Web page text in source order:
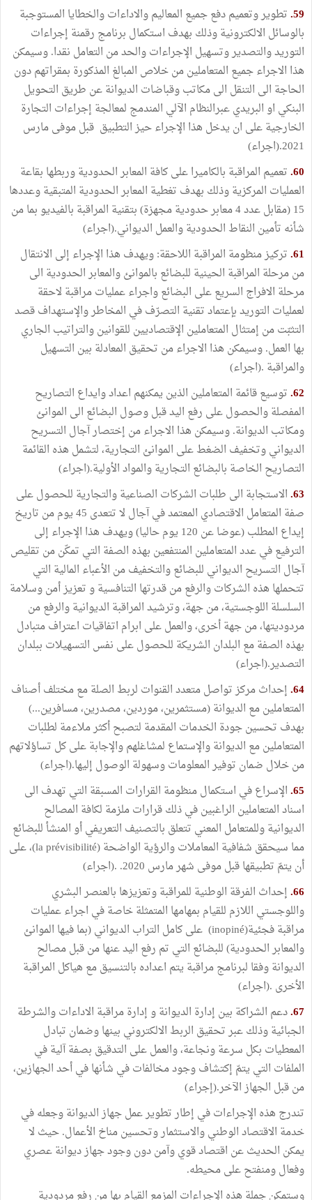
59. تطوير وتعميم دفع جميع المعاليم والاداءات والخطايا المستوجبة
بالوسائل الالكترونية وذلك بهدف استكمال برنامج رقمنة إجراءات
التوريد والتصدير وتسهيل الإجراءات والحد من التعامل نقدا. وسيمكن
هذا الاجراء جميع المتعاملين من خلاص المبالغ المذكورة بمقراتهم دون
الحاجة الى التنقل الى مكاتب وقباضات الديوانة عن طريق التحويل
البنكي او البريدي عبرالنظام الآلي المندمج لمعالجة إجراءات التجارة
الخارجية على ان يدخل هذا الإجراء حيز التطبيق قبل موفى مارس
2021.(اجراء)
60. تعميم المراقبة بالكاميرا على كافة المعابر الحدودية وربطها بقاعة
العمليات المركزية وذلك بهدف تغطية المعابر الحدودية المتبقية وعددها
15 (مقابل عدد 4 معابر حدودية مجهزة) بتقنية المراقبة بالفيديو بما من
شأنه تأمين النقاط الحدودية والعمل الديواني.(اجراء)
61. تركيز منظومة المراقبة اللاحقة: ويهدف هذا الإجراء إلى الانتقال
من مرحلة المراقبة الحينية للبضائع بالموانئ والمعابر الحدودية الى
مرحلة الافراج السريع على البضائع واجراء عمليات مراقبة لاحقة
لعمليات التوريد بإعتماد تقنية التصرّف في المخاطر والإستهداف قصد
التثبّت من إمتثال المتعاملين الإقتصاديين للقوانين والتراتيب الجاري
بها العمل. وسيمكن هذا الاجراء من تحقيق المعادلة بين التسهيل
والمراقبة .(اجراء)
62. توسيع قائمة المتعاملين الذين يمكنهم اعداد وايداع التصاريح
المفصلة والحصول على رفع اليد قبل وصول البضائع الى الموانئ
ومكاتب الديوانة. وسيمكن هذا الاجراء من إختصار آجال التسريح
الديواني وتخفيف الضغط على الموانئ التجارية، لتشمل هذه القائمة
التصاريح الخاصة بالبضائع التجارية والمواد الأولية.(اجراء)
63. الاستجابة الى طلبات الشركات الصناعية والتجارية للحصول على
صفة المتعامل الاقتصادي المعتمد في آجال لا تتعدى 45 يوم من تاريخ
إيداع المطلب (عوضا عن 120 يوم حاليا) ويهدف هذا الإجراء إلى
الترفيع في عدد المتعاملين المنتفعين بهذه الصفة التي تمكّن من تقليص
آجال التسريح الديواني للبضائع والتخفيف من الأعباء المالية التي
تتحملها هذه الشركات والرفع من قدرتها التنافسية و تعزيز أمن وسلامة
السلسلة اللوجستية، من جهة، وترشيد المراقبة الديوانية والرفع من
مردوديتها، من جهة أخرى، والعمل على ابرام اتفاقيات اعتراف متبادل
بهذه الصفة مع البلدان الشريكة للحصول على نفس التسهيلات ببلدان
التصدير.(اجراء)
64. إحداث مركز تواصل متعدد القنوات لربط الصلة مع مختلف أصناف
المتعاملين مع الديوانة (مستثمرين، موردين، مصدرين، مسافرين...)
بهدف تحسين جودة الخدمات المقدمة لتصبح أكثر ملاءمة لطلبات
المتعاملين مع الديوانة والإستماع لمشاغلهم والإجابة على كل تساؤلاتهم
من خلال ضمان توفير المعلومات وسهولة الوصول إليها.(اجراء)
65. الإسراع في استكمال منظومة القرارات المسبقة التي تهدف الى
اسناد المتعاملين الراغبين في ذلك قرارات ملزمة لكافة المصالح
الديوانية وللمتعامل المعني تتعلق بالتصنيف التعريفي أو المنشأ للبضائع
مما سيحقق شفافية المعاملات والرؤية الواضحة (la prévisibilité)، على
أن يتمّ تطبيقها قبل موفى شهر مارس 2020. .(اجراء)
66. إحداث الفرقة الوطنية للمراقبة وتعزيزها بالعنصر البشري
واللوجستي اللازم للقيام بمهامها المتمثلة خاصة في اجراء عمليات
مراقبة فجئية(inopiné) على كامل التراب الديواني (بما فيها الموانئ
والمعابر الحدودية) للبضائع التي تم رفع اليد عنها من قبل مصالح
الديوانة وفقا لبرنامج مراقبة يتم اعداده بالتنسيق مع هياكل المراقبة
الأخرى .(اجراء)
67. دعم الشراكة بين إدارة الديوانة و إدارة مراقبة الاداءات والشرطة
الجبائية وذلك عبر تحقيق الربط الالكتروني بينها وضمان تبادل
المعطيات بكل سرعة ونجاعة، والعمل على التدقيق بصفة آلية في
الملفات التي يتمّ إكتشاف وجود مخالفات في شأنها في أحد الجهازين،
من قبل الجهاز الآخر.(إجراء)
تندرج هذه الإجراءات في إطار تطوير عمل جهاز الديوانة وجعله في
خدمة الاقتصاد الوطني والاستثمار وتحسين مناخ الأعمال. حيث لا
يمكن الحديث عن اقتصاد قوي وآمن دون وجود جهاز ديوانة عصري
وفعال ومنفتح على محيطه.